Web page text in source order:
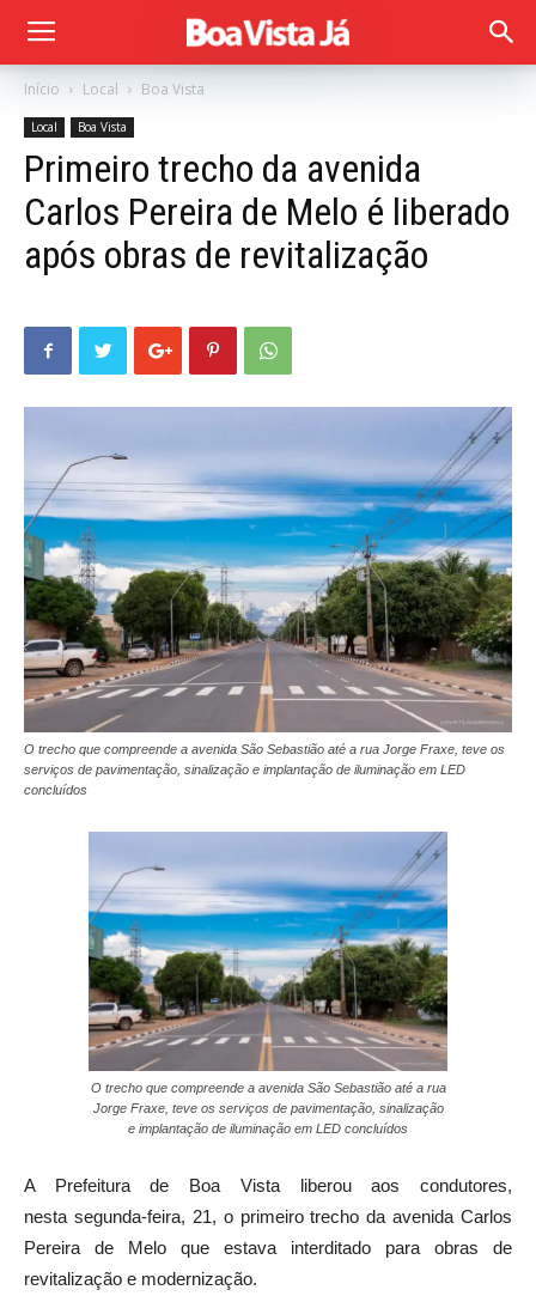
Início Local Boa Vista
Local Boa Vista
Primeiro trecho da avenida
Carlos Pereira de Melo é liberado
após obras de revitalização
O trecho que compreende a avenida São Sebastião até a rua Jorge Fraxe, teve os
serviços de pavimentação, sinalização e implantação de iluminação em LED
concluídos
O trecho que compreende a avenida São Sebastião até a rua
Jorge Fraxe, teve os serviços de pavimentação, sinalização
e implantação de iluminação em LED concluídos
A Prefeitura de Boa Vista liberou aos condutores,
nesta segunda-feira, 21, o primeiro trecho da avenida Carlos
Pereira de Melo que estava interditado para obras de
revitalização e modernização.